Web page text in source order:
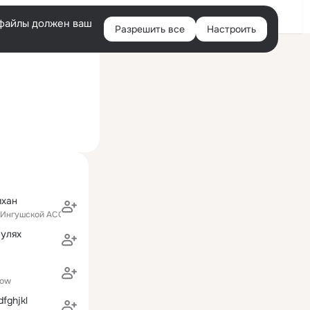
Войти
должен ваш Разрешить все Настроить
АССР Москва